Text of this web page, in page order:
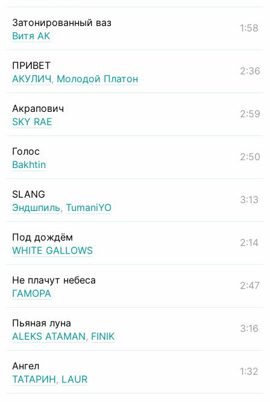
Затонированный ваз
Витя АК
1:58
ПРИВЕТ
АКУЛИЧ, Молодой Платон
2:36
Акрапович
SKY RAE
2:59
Голос
Bakhtin
2:50
SLANG
Эндшпиль, TumaniYO
3:13
Под дождём
WHITE GALLOWS
2:14
Не плачут небеса
ГАМОРА
2:47
Пьяная луна
ALEKS ATAMAN, FINIK
3:16
Ангел
ТАТАРИН, LAUR
1:32